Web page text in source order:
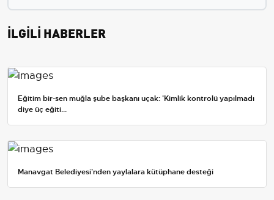
İLGİLİ HABERLER
Eğitim bir-sen muğla şube başkanı uçak: 'Kimlik kontrolü yapılmadı
diye üç eğiti...
Manavgat Belediyesi'nden yaylalara kütüphane desteği